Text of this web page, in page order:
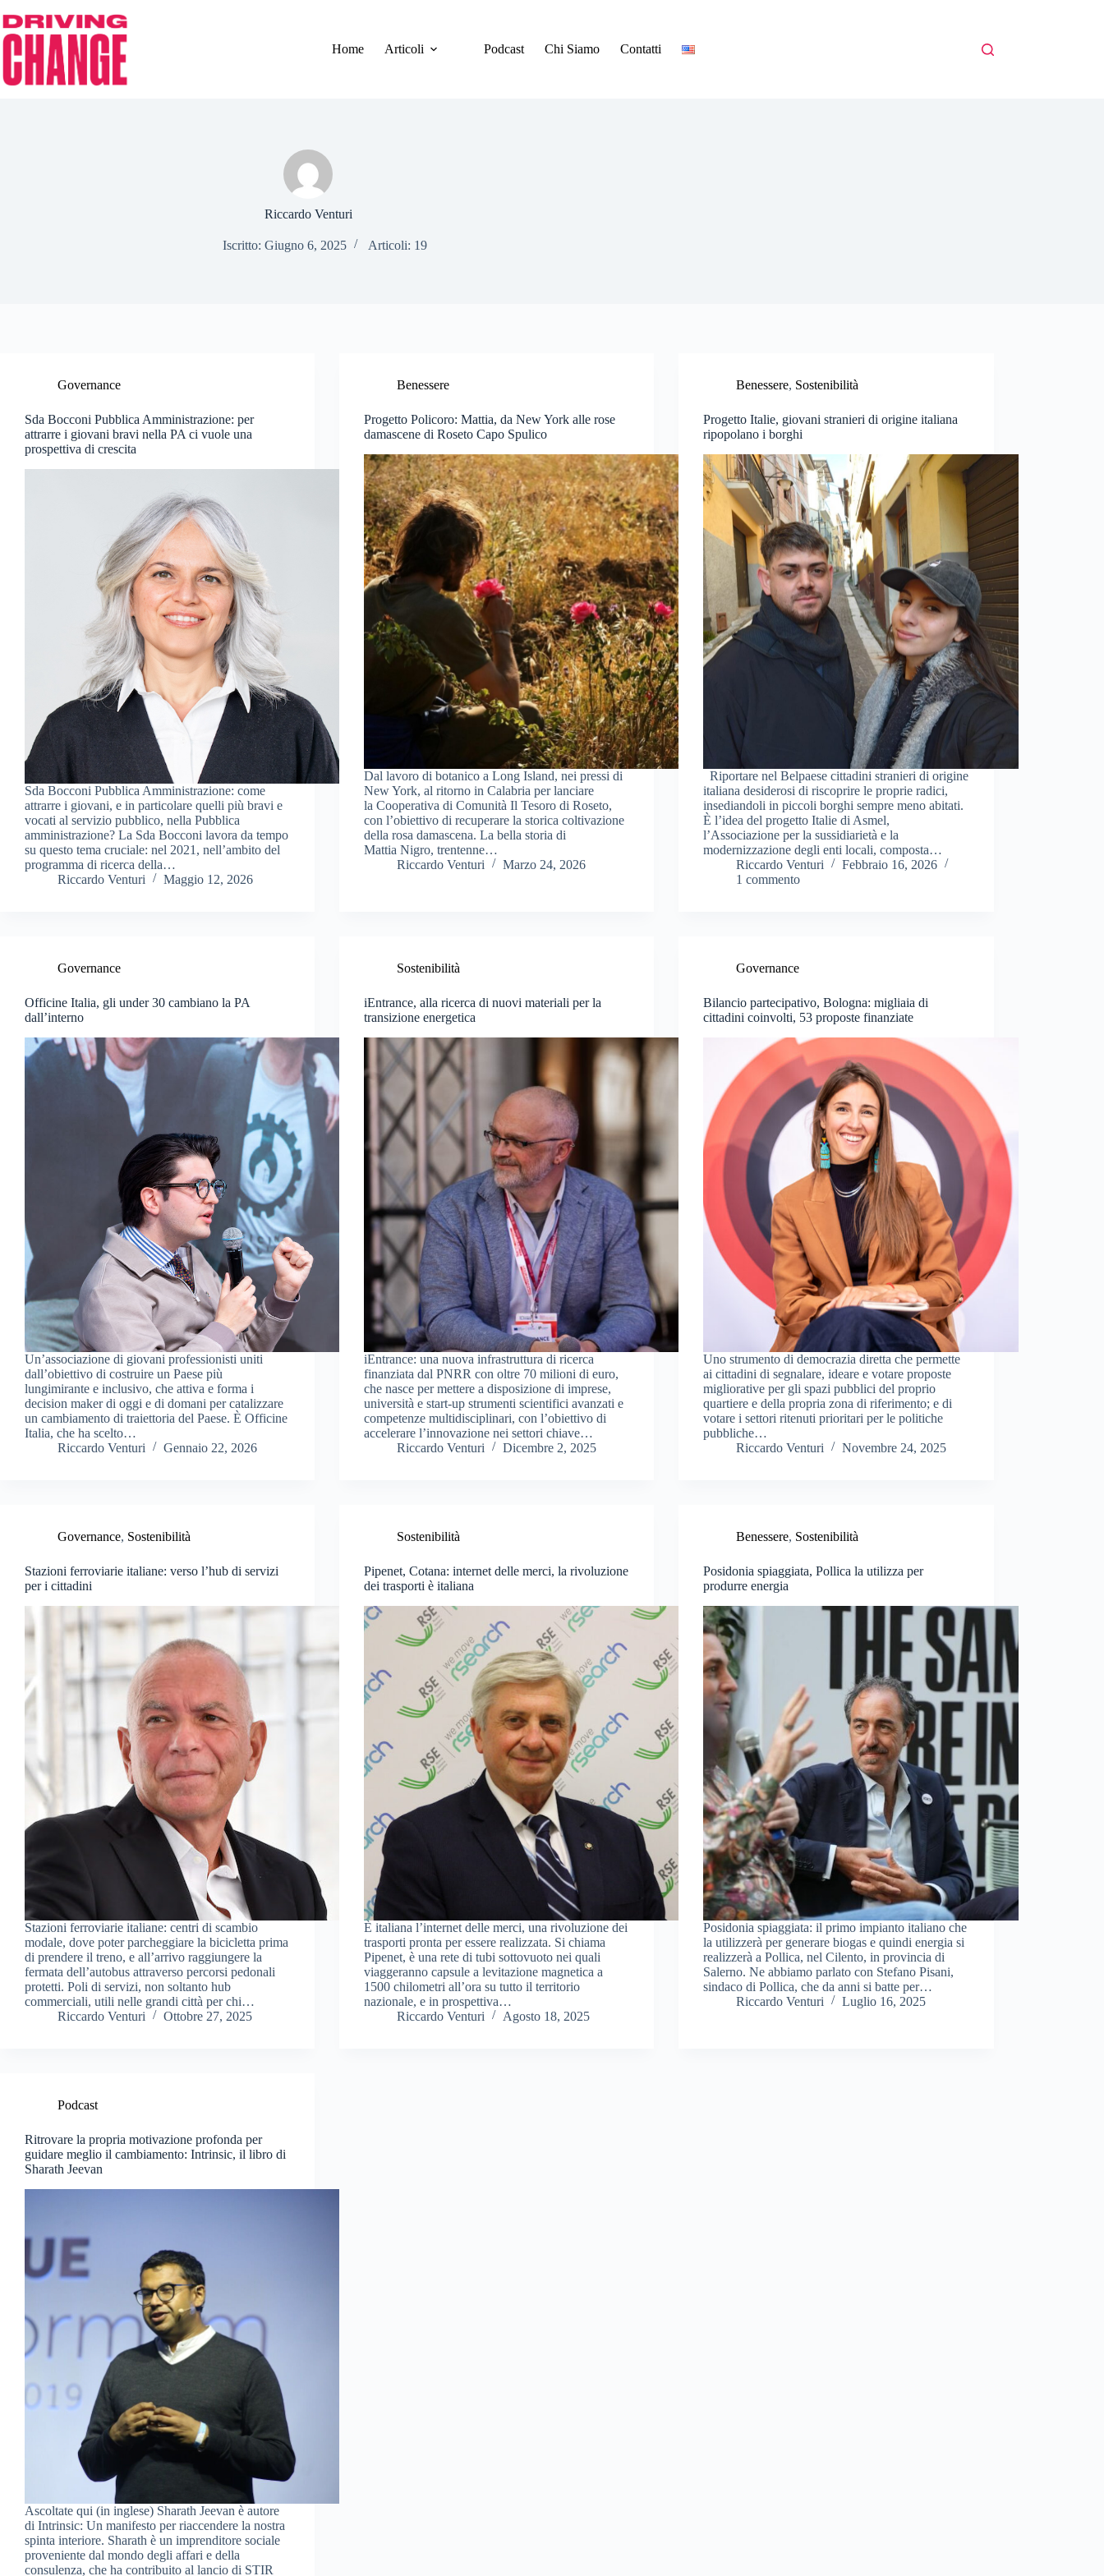
Home Articoli Podcast Chi Siamo Contatti
Riccardo Venturi
Iscritto: Giugno 6, 2025 Articoli: 19
Governance
Sda Bocconi Pubblica Amministrazione: per
attrarre i giovani bravi nella PA ci vuole una
prospettiva di crescita
Sda Bocconi Pubblica Amministrazione: come
attrarre i giovani, e in particolare quelli più bravi e
vocati al servizio pubblico, nella Pubblica
amministrazione? La Sda Bocconi lavora da tempo
su questo tema cruciale: nel 2021, nell’ambito del
programma di ricerca della…
Riccardo Venturi
Maggio 12, 2026
Benessere
Progetto Policoro: Mattia, da New York alle rose
damascene di Roseto Capo Spulico
Dal lavoro di botanico a Long Island, nei pressi di
New York, al ritorno in Calabria per lanciare
la Cooperativa di Comunità Il Tesoro di Roseto,
con l’obiettivo di recuperare la storica coltivazione
della rosa damascena. La bella storia di
Mattia Nigro, trentenne…
Riccardo Venturi
Marzo 24, 2026
Benessere, Sostenibilità
Progetto Italie, giovani stranieri di origine italiana
ripopolano i borghi
Riportare nel Belpaese cittadini stranieri di origine
italiana desiderosi di riscoprire le proprie radici,
insediandoli in piccoli borghi sempre meno abitati.
È l’idea del progetto Italie di Asmel,
l’Associazione per la sussidiarietà e la
modernizzazione degli enti locali, composta…
Riccardo Venturi
Febbraio 16, 2026
1 commento
Governance
Officine Italia, gli under 30 cambiano la PA
dall’interno
Un’associazione di giovani professionisti uniti
dall’obiettivo di costruire un Paese più
lungimirante e inclusivo, che attiva e forma i
decision maker di oggi e di domani per catalizzare
un cambiamento di traiettoria del Paese. È Officine
Italia, che ha scelto…
Riccardo Venturi
Gennaio 22, 2026
Sostenibilità
iEntrance, alla ricerca di nuovi materiali per la
transizione energetica
iEntrance: una nuova infrastruttura di ricerca
finanziata dal PNRR con oltre 70 milioni di euro,
che nasce per mettere a disposizione di imprese,
università e start-up strumenti scientifici avanzati e
competenze multidisciplinari, con l’obiettivo di
accelerare l’innovazione nei settori chiave…
Riccardo Venturi
Dicembre 2, 2025
Governance
Bilancio partecipativo, Bologna: migliaia di
cittadini coinvolti, 53 proposte finanziate
Uno strumento di democrazia diretta che permette
ai cittadini di segnalare, ideare e votare proposte
migliorative per gli spazi pubblici del proprio
quartiere e della propria zona di riferimento; e di
votare i settori ritenuti prioritari per le politiche
pubbliche…
Riccardo Venturi
Novembre 24, 2025
Governance, Sostenibilità
Stazioni ferroviarie italiane: verso l’hub di servizi
per i cittadini
Stazioni ferroviarie italiane: centri di scambio
modale, dove poter parcheggiare la bicicletta prima
di prendere il treno, e all’arrivo raggiungere la
fermata dell’autobus attraverso percorsi pedonali
protetti. Poli di servizi, non soltanto hub
commerciali, utili nelle grandi città per chi…
Riccardo Venturi
Ottobre 27, 2025
Sostenibilità
Pipenet, Cotana: internet delle merci, la rivoluzione
dei trasporti è italiana
È italiana l’internet delle merci, una rivoluzione dei
trasporti pronta per essere realizzata. Si chiama
Pipenet, è una rete di tubi sottovuoto nei quali
viaggeranno capsule a levitazione magnetica a
1500 chilometri all’ora su tutto il territorio
nazionale, e in prospettiva…
Riccardo Venturi
Agosto 18, 2025
Benessere, Sostenibilità
Posidonia spiaggiata, Pollica la utilizza per
produrre energia
Posidonia spiaggiata: il primo impianto italiano che
la utilizzerà per generare biogas e quindi energia si
realizzerà a Pollica, nel Cilento, in provincia di
Salerno. Ne abbiamo parlato con Stefano Pisani,
sindaco di Pollica, che da anni si batte per…
Riccardo Venturi
Luglio 16, 2025
Podcast
Ritrovare la propria motivazione profonda per
guidare meglio il cambiamento: Intrinsic, il libro di
Sharath Jeevan
Ascoltate qui (in inglese) Sharath Jeevan è autore
di Intrinsic: Un manifesto per riaccendere la nostra
spinta interiore. Sharath è un imprenditore sociale
proveniente dal mondo degli affari e della
consulenza, che ha contribuito al lancio di STIR